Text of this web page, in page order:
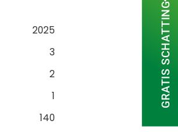
GRATIS SCHATTING
2025
3
2
1
140